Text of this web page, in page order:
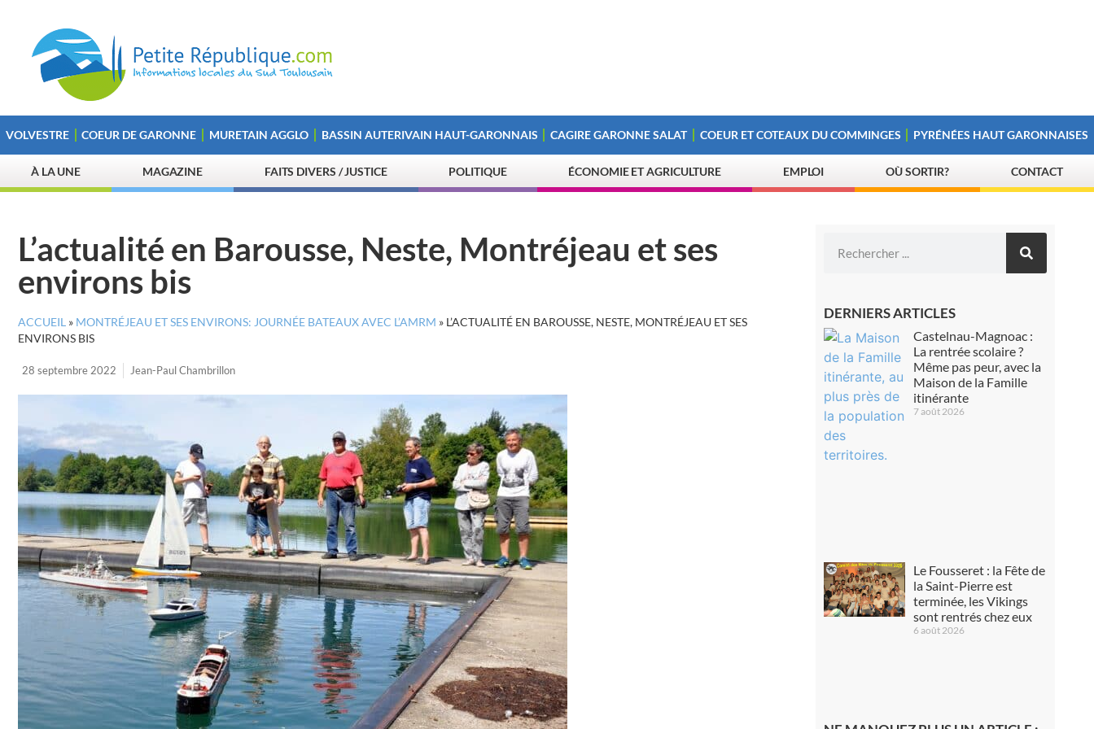
VOLVESTRE COEUR DE GARONNE MURETAIN AGGLO BASSIN AUTERIVAIN HAUT-GARONNAIS CAGIRE GARONNE SALAT COEUR ET COTEAUX DU COMMINGES PYRÉNÉES HAUT GARONNAISES
À LA UNE MAGAZINE FAITS DIVERS / JUSTICE POLITIQUE ÉCONOMIE ET AGRICULTURE EMPLOI OÙ SORTIR? CONTACT
L’actualité en Barousse, Neste, Montréjeau et ses
environs bis
ACCUEIL » MONTRÉJEAU ET SES ENVIRONS: JOURNÉE BATEAUX AVEC L’AMRM » L’ACTUALITÉ EN BAROUSSE, NESTE, MONTRÉJEAU ET SES
ENVIRONS BIS
28 septembre 2022 Jean-Paul Chambrillon
DERNIERS ARTICLES
Castelnau-Magnoac :
La rentrée scolaire ?
Même pas peur, avec la
Maison de la Famille
itinérante
7 août 2026
Le Fousseret : la Fête de
la Saint-Pierre est
terminée, les Vikings
sont rentrés chez eux
6 août 2026